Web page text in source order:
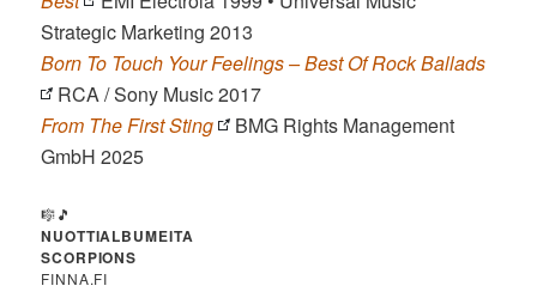
Strategic Marketing 2013
Born To Touch Your Feelings – Best Of Rock Ballads
RCA / Sony Music 2017
From The First Sting
BMG Rights Management
GmbH 2025
🎼🎵
NUOTTIALBUMEITA
SCORPIONS
FINNA.FI